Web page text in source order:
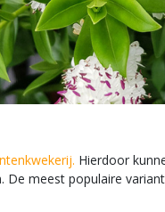
Hierdoor
meest populaire